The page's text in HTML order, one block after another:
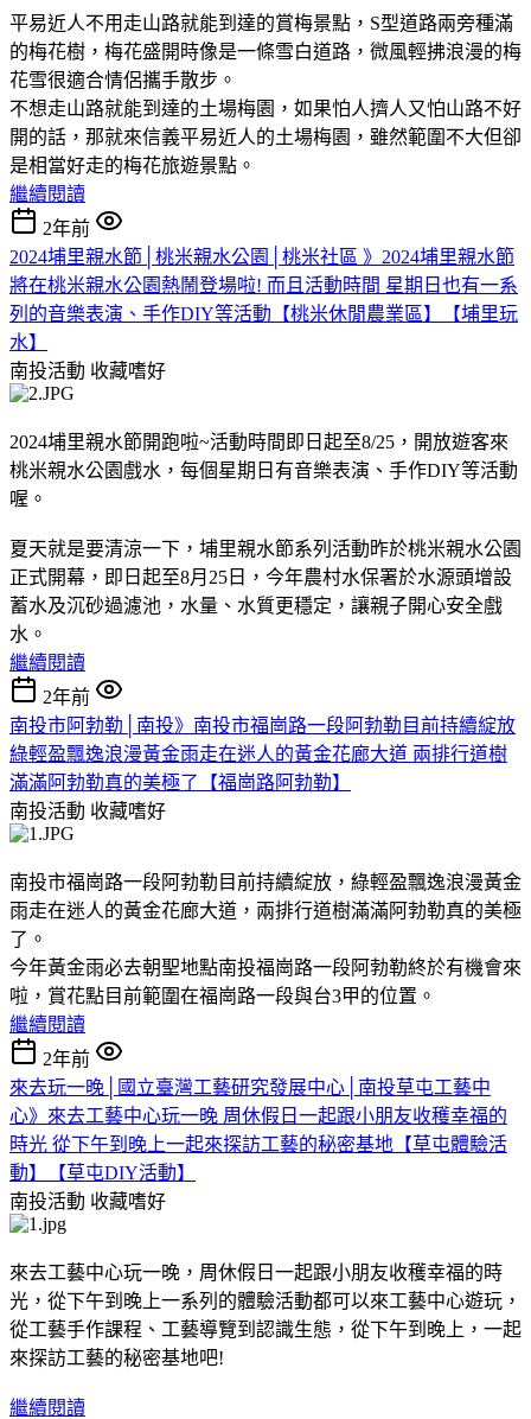
平易近人不用走山路就能到達的賞梅景點，S型道路兩旁種滿
的梅花樹，梅花盛開時像是一條雪白道路，微風輕拂浪漫的梅
花雪很適合情侶攜手散步。
不想走山路就能到達的土場梅園，如果怕人擠人又怕山路不好
開的話，那就來信義平易近人的土場梅園，雖然範圍不大但卻
是相當好走的梅花旅遊景點。
繼續閱讀
2年前
2024埔里親水節│桃米親水公園│桃米社區 》2024埔里親水節
將在桃米親水公園熱鬧登場啦! 而且活動時間 星期日也有一系
列的音樂表演、手作DIY等活動【桃米休閒農業區】【埔里玩
水】
南投活動 收藏嗜好
2024埔里親水節開跑啦~活動時間即日起至8/25，開放遊客來
桃米親水公園戲水，每個星期日有音樂表演、手作DIY等活動
喔。
夏天就是要清涼一下，埔里親水節系列活動昨於桃米親水公園
正式開幕，即日起至8月25日，今年農村水保署於水源頭增設
蓄水及沉砂過濾池，水量、水質更穩定，讓親子開心安全戲
水。
繼續閱讀
2年前
南投市阿勃勒│南投》南投市福崗路一段阿勃勒目前持續綻放
綠輕盈飄逸浪漫黃金雨走在迷人的黃金花廊大道 兩排行道樹
滿滿阿勃勒真的美極了【福崗路阿勃勒】
南投活動 收藏嗜好
南投市福崗路一段阿勃勒目前持續綻放，綠輕盈飄逸浪漫黃金
雨走在迷人的黃金花廊大道，兩排行道樹滿滿阿勃勒真的美極
了。
今年黃金雨必去朝聖地點南投福崗路一段阿勃勒終於有機會來
啦，賞花點目前範圍在福崗路一段與台3甲的位置。
繼續閱讀
2年前
來去玩一晚│國立臺灣工藝研究發展中心│南投草屯工藝中
心》來去工藝中心玩一晚 周休假日一起跟小朋友收穫幸福的
時光 從下午到晚上一起來探訪工藝的秘密基地【草屯體驗活
動】【草屯DIY活動】
南投活動 收藏嗜好
來去工藝中心玩一晚，周休假日一起跟小朋友收穫幸福的時
光，從下午到晚上一系列的體驗活動都可以來工藝中心遊玩，
從工藝手作課程、工藝導覽到認識生態，從下午到晚上，一起
來探訪工藝的秘密基地吧!
繼續閱讀